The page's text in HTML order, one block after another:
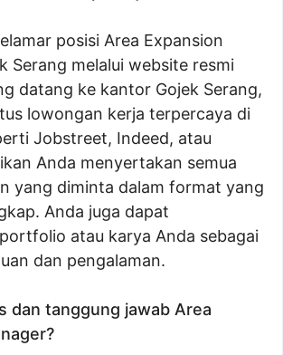
posisi Area Expansion
Serang melalui website resmi
datang ke kantor Gojek Serang,
lowongan kerja terpercaya di
Jobstreet, Indeed, atau
Anda menyertakan semua
yang diminta dalam format yang
Anda juga dapat
atau karya Anda sebagai
dan pengalaman.
dan tanggung jawab Area